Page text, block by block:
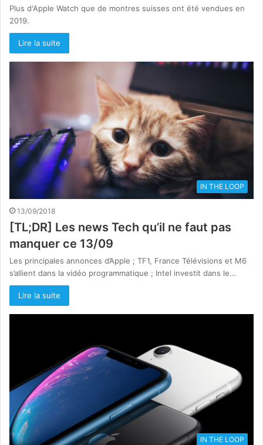
Plus d'Apple Watch que de montres suisses ont été vendues en
2019.
Lire la suite
IN THE LOOP
13/09/2018
[TL;DR] Les news Tech qu’il ne faut pas
manquer ce 13/09
Les principales annonces d’Apple ; TF1, France Télévisions et M6
s’allient dans la vidéo programmatique ; Intel investit dans le…
Lire la suite
IN THE LOOP